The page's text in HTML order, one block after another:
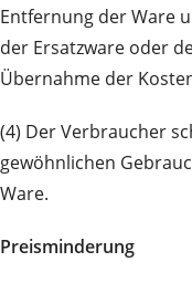
Entfernung der Ware
der Ersatzware oder
Übernahme der
(4) Der Verbraucher
gewöhnlichen
Ware.
Preisminderung